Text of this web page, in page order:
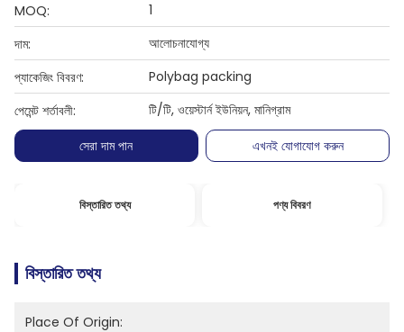
MOQ:
1
দাম:
আলোচনাযোগ্য
প্যাকেজিং বিবরণ:
Polybag packing
পেমেন্ট শর্তাবলী:
টি/টি, ওয়েস্টার্ন ইউনিয়ন, মানিগ্রাম
সেরা দাম পান
এখনই যোগাযোগ করুন
বিস্তারিত তথ্য পণ্য বিবরণ
বিস্তারিত তথ্য
Place Of Origin: